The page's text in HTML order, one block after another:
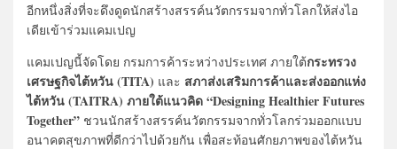
อีกหนึ่งสิ่งที่จะดึงดูดนักสร้างสรรค์นวัตกรรมจากทั่วโลกให้ส่งไอ
เดียเข้าร่วมแคมเปญ
แคมเปญนี้จัดโดย กรมการค้าระหว่างประเทศ ภายใต้กระทรวง
เศรษฐกิจไต้หวัน (TITA) และ สภาส่งเสริมการค้าและส่งออกแห่ง
ไต้หวัน (TAITRA) ภายใต้แนวคิด“Designing Healthier Futures
Together” ชวนนักสร้างสรรค์นวัตกรรมจากทั่วโลกร่วมออกแบบ
อนาคตสุขภาพที่ดีกว่าไปด้วยกัน เพื่อสะท้อนศักยภาพของไต้หวัน